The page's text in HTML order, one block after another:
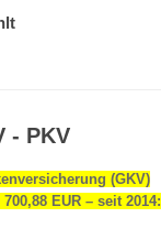
- PKV
(GKV)
EUR – seit 2014: